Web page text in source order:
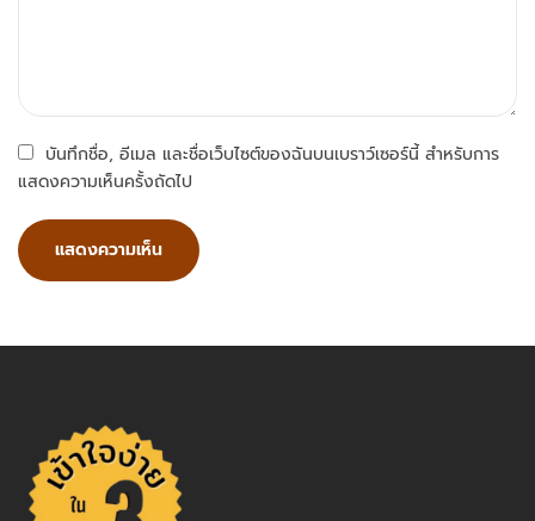
บันทึกชื่อ, อีเมล และชื่อเว็บไซต์ของฉันบนเบราว์เซอร์นี้ สำหรับการ
แสดงความเห็นครั้งถัดไป